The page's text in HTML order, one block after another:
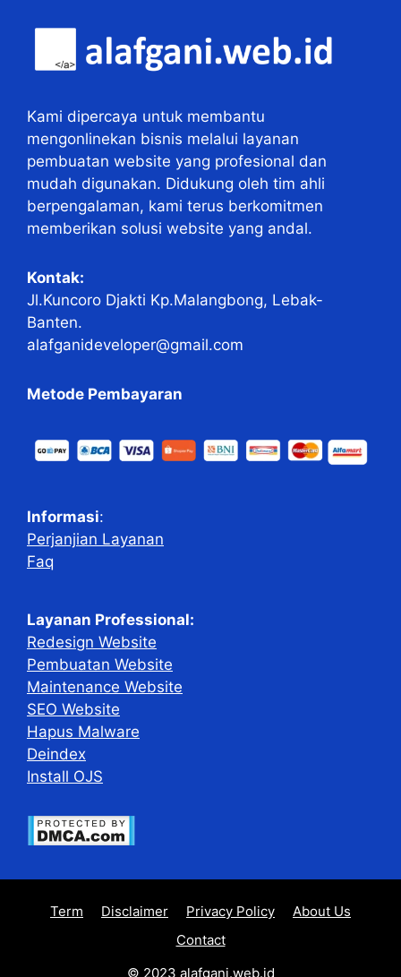
Kami dipercaya untuk membantu
mengonlinekan bisnis melalui layanan
pembuatan website yang profesional dan
mudah digunakan. Didukung oleh tim ahli
berpengalaman, kami terus berkomitmen
memberikan solusi website yang andal.
Kontak:
Jl.Kuncoro Djakti Kp.Malangbong, Lebak-
Banten.
alafganideveloper@gmail.com
Metode Pembayaran
Informasi:
Perjanjian Layanan
Faq
Layanan Professional:
Redesign Website
Pembuatan Website
Maintenance Website
SEO Website
Hapus Malware
Deindex
Install OJS
Term Disclaimer Privacy Policy
About Us
Contact
© 2023 alafgani.web.id